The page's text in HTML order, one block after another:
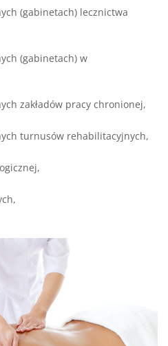
(gabinetach) lecznictwa
(gabinetach) w
zakładów pracy chronionej,
turnusów rehabilitacyjnych,